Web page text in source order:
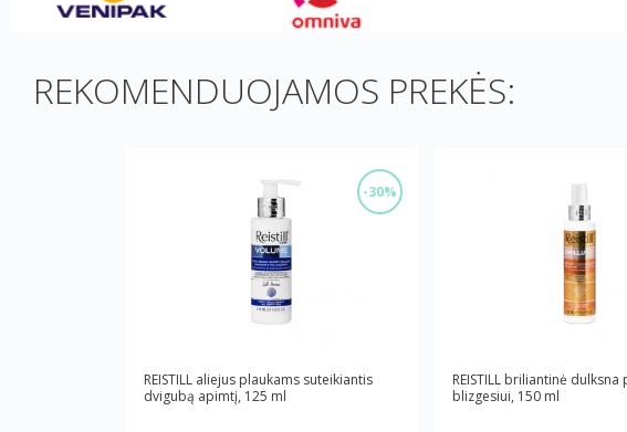
REKOMENDUOJAMOS PREKĖS:
-30%
REISTILL aliejus plaukams suteikiantis
dvigubą apimtį, 125 ml
REISTILL briliantinė dulksna
blizgesiui, 150 ml